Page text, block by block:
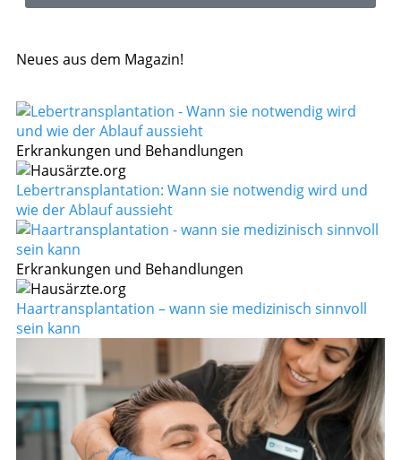
Neues aus dem Magazin!
Erkrankungen und Behandlungen
Lebertransplantation: Wann sie notwendig wird und
wie der Ablauf aussieht
Erkrankungen und Behandlungen
Haartransplantation – wann sie medizinisch sinnvoll
sein kann